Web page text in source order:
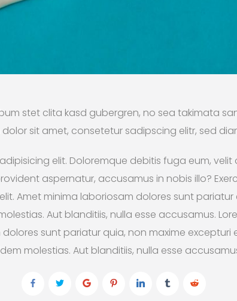
stet clita kasd gubergren, no sea takimata
dolor sit amet, consetetur sadipscing elitr, sed
elit. Doloremque debitis fuga eum,
aspernatur, accusamus in nobis illo?
Amet minima laboriosam dolores sunt
Aut blanditiis, nulla esse accusamus.
sunt pariatur quia, non maxime
molestias. Aut blanditiis, nulla esse